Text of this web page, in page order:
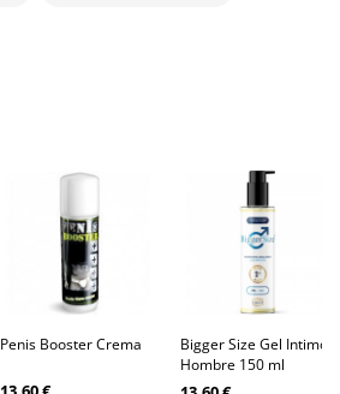
Penis Booster Crema
Bigger Size Gel Intimo
Hombre 150 ml